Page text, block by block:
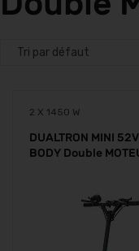
2 X 1450 W
DUALTRON MINI
BODY Double